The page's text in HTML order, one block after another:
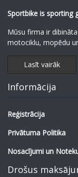
Sportbike is sporting
Mūsu firma ir
motociklu, mopēdu
Lasīt vairāk
Informācija
Reģistrācija
Privātuma Politika
Nosacījumi un
Drošus